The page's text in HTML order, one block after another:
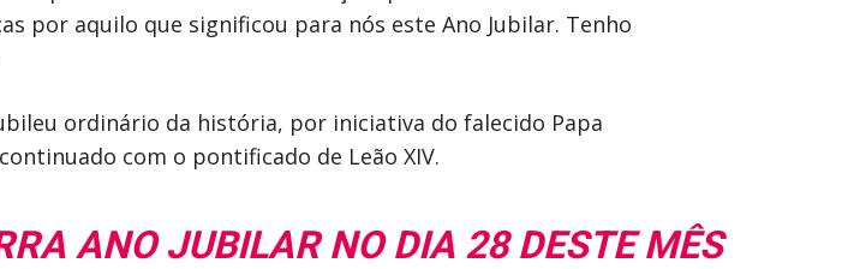
por aquilo que significou para nós este Ano Jubilar. Tenho
ordinário da história, por iniciativa do falecido Papa
com o pontificado de Leão XIV.
ANO JUBILAR NO DIA 28 DESTE MÊS